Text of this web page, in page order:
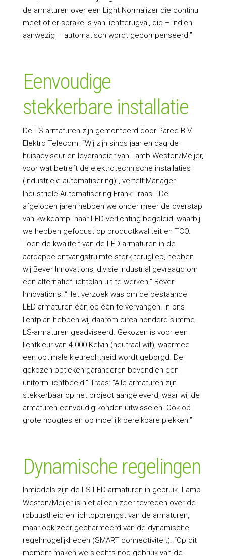
de armaturen over een Light Normalizer die continu
meet of er sprake is van lichtterugval, die – indien
aanwezig – automatisch wordt gecompenseerd.”
Eenvoudige
stekkerbare installatie
De LS-armaturen zijn gemonteerd door Paree B.V.
Elektro Telecom. “Wij zijn sinds jaar en dag de
huisadviseur en leverancier van Lamb Weston/Meijer,
voor wat betreft de elektrotechnische installaties
(industriële automatisering)”, vertelt Manager
Industriële Automatisering Frank Traas. “De
afgelopen jaren hebben we onder meer de overstap
van kwikdamp- naar LED-verlichting begeleid, waarbij
we hebben gefocust op productkwaliteit en TCO.
Toen de kwaliteit van de LED-armaturen in de
aardappelontvangstruimte sterk terugliep, hebben
wij Bever Innovations, divisie Industrial gevraagd om
een alternatief lichtplan uit te werken.” Bever
Innovations: “Het verzoek was om de bestaande
LED-armaturen één-op-één te vervangen. In ons
lichtplan hebben wij daarom circa honderd slimme
LS-armaturen geadviseerd. Gekozen is voor een
lichtkleur van 4.000 Kelvin (neutraal wit), waarmee
een optimale kleurechtheid wordt geborgd. De
gekozen optieken garanderen bovendien een
uniform lichtbeeld.” Traas: “Alle armaturen zijn
stekkerbaar op het project aangeleverd, waar wij de
armaturen eenvoudig konden uitwisselen. Ook op
grote hoogtes en op moeilijk bereikbare plekken.”
Dynamische regelingen
Inmiddels zijn de LS LED-armaturen in gebruik. Lamb
Weston/Meijer is niet alleen zeer tevreden over de
robuustheid en lichtopbrengst van de armaturen,
maar ook zeer gecharmeerd van de dynamische
regelmogelijkheden (SMART connectiviteit). “Op dit
moment maken we slechts nog gebruik van de